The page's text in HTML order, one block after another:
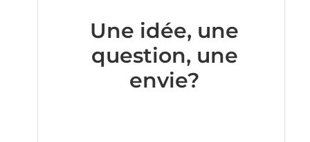
Une idée, une
question, une
envie?